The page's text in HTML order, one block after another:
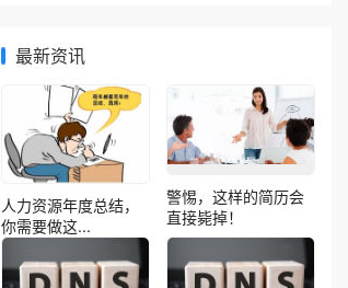
最新资讯
人力资源年度总结，
你需要做这...
警惕，这样的简历会
直接毙掉！